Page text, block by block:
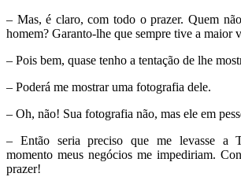
– Mas, é claro, com todo o prazer. Quem
homem? Garanto-lhe que sempre tive a maior
– Pois bem, quase tenho a tentação de lhe
– Poderá me mostrar uma fotografia dele.
– Oh, não! Sua fotografia não, mas ele em
– Então seria preciso que me levasse a
momento meus negócios me impediriam.
prazer!